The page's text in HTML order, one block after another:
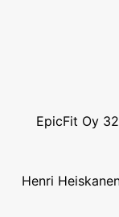
EpicFit Oy
Henri